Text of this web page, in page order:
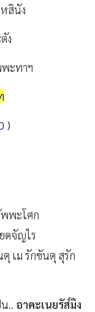
สินัง
ง
พะทาฯ
)
พะโศก
ดจัญไร
เม รักขันตุ สุรัก
.. อาคะเนยรัส๎มิง